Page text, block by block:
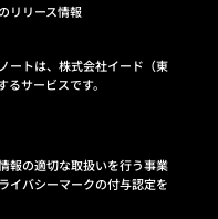
リリース情報
ートは、株式会社イード（東
サービスです。
報の適切な取扱いを行う事業
イバシーマークの付与認定を